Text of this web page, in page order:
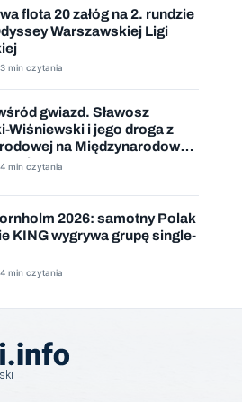
flota 20 załóg na 2. rundzie
Warszawskiej Ligi
3 min czytania
gwiazd. Sławosz
Wiśniewski i jego droga z
na Międzynarodową
4 min czytania
2026: samotny Polak
KING wygrywa grupę single-
4 min czytania